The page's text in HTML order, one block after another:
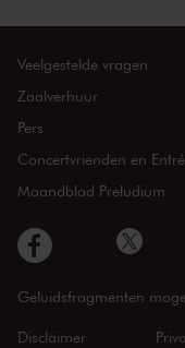
Veelgestelde vragen
Zaalverhuur
Pers
Concertvrienden en
Maandblad Preludium
Geluidsfragmenten
Disclaimer